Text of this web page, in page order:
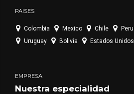
PAISES
Colombia Mexico Chile Peru
Uruguay
Bolivia Estados Unidos
EMPRESA
Nuestra especialidad